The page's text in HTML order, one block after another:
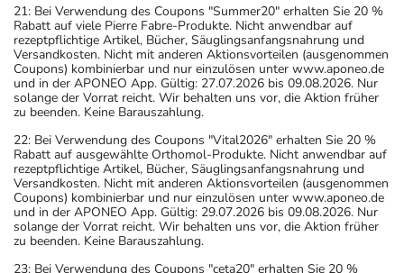
21: Bei Verwendung des Coupons "Summer20" erhalten Sie 20 %
Rabatt auf viele Pierre Fabre-Produkte. Nicht anwendbar auf
rezeptpflichtige Artikel, Bücher, Säuglingsanfangsnahrung und
Versandkosten. Nicht mit anderen Aktionsvorteilen (ausgenommen
Coupons) kombinierbar und nur einzulösen unter www.aponeo.de
und in der APONEO App. Gültig: 27.07.2026 bis 09.08.2026. Nur
solange der Vorrat reicht. Wir behalten uns vor, die Aktion früher
zu beenden. Keine Barauszahlung.
22: Bei Verwendung des Coupons "Vital2026" erhalten Sie 20 %
Rabatt auf ausgewählte Orthomol-Produkte. Nicht anwendbar auf
rezeptpflichtige Artikel, Bücher, Säuglingsanfangsnahrung und
Versandkosten. Nicht mit anderen Aktionsvorteilen (ausgenommen
Coupons) kombinierbar und nur einzulösen unter www.aponeo.de
und in der APONEO App. Gültig: 29.07.2026 bis 09.08.2026. Nur
solange der Vorrat reicht. Wir behalten uns vor, die Aktion früher
zu beenden. Keine Barauszahlung.
23: Bei Verwendung des Coupons "ceta20" erhalten Sie 20 %